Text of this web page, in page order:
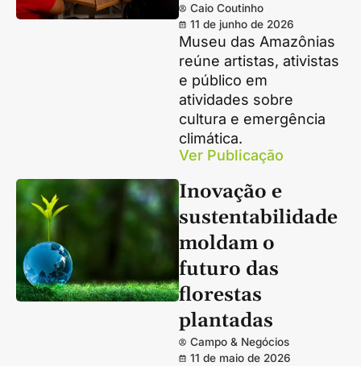
Caio Coutinho
11 de junho de 2026
Museu das Amazônias
reúne artistas, ativistas
e público em
atividades sobre
cultura e emergência
climática.
Ver Publicação
Inovação e
sustentabilidade
moldam o
futuro das
florestas
plantadas
Campo & Negócios
11 de maio de 2026